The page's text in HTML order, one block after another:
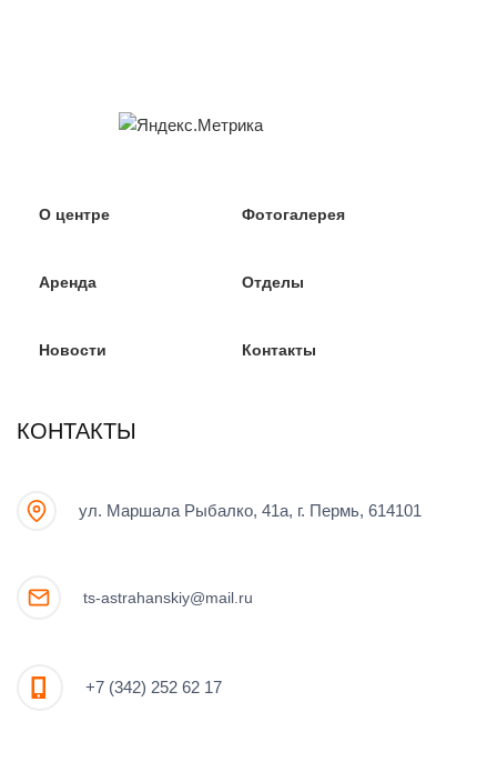
О центре Фотогалерея
Аренда Отделы
Новости Контакты
КОНТАКТЫ
ул. Маршала Рыбалко, 41а, г. Пермь, 614101
ts-astrahanskiy@mail.ru
+7 (342) 252 62 17